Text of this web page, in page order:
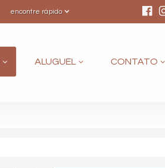
encontre rápido
ALUGUEL CONTATO